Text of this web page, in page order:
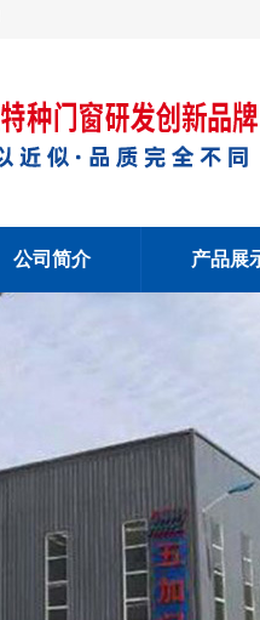
公司简介 产品展